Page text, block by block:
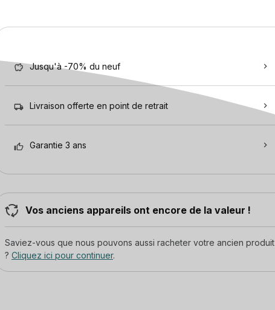
Jusqu'à -70% du neuf
Livraison offerte en point de retrait
Garantie 3 ans
Vos anciens appareils ont encore de la valeur !
Saviez-vous que nous pouvons aussi racheter votre ancien produit
? Cliquez ici pour continuer.